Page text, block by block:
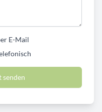
E-Mail